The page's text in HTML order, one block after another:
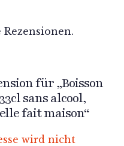
für „Boisson
sans alcool,
fait maison“
wird nicht